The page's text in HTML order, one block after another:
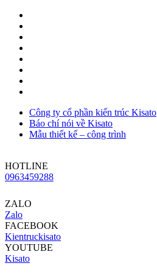
Công ty cổ phần kiến trúc Kisato
Báo chí nói về Kisato
Mẫu thiết kế – công trình
HOTLINE
0963459288
ZALO
Zalo
FACEBOOK
Kientruckisato
YOUTUBE
Kisato